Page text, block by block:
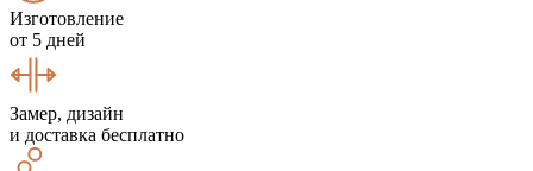
Изготовление
от 5 дней
Замер, дизайн
и доставка бесплатно